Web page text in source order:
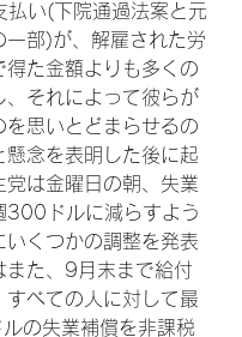
い(下院通過法案と元
一部)が、解雇された労
得た金額よりも多くの
、それによって彼らが
を思いとどまらせるの
懸念を表明した後に起
党は金曜日の朝、失業
300ドルに減らすよう
いくつかの調整を発表
また、9月末まで給付
すべての人に対して最
の失業補償を非課税